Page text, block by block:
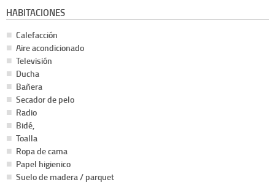
HABITACIONES
Calefacción
Aire acondicionado
Televisión
Ducha
Bañera
Secador de pelo
Radio
Bidé,
Toalla
Ropa de cama
Papel higienico
Suelo de madera / parquet